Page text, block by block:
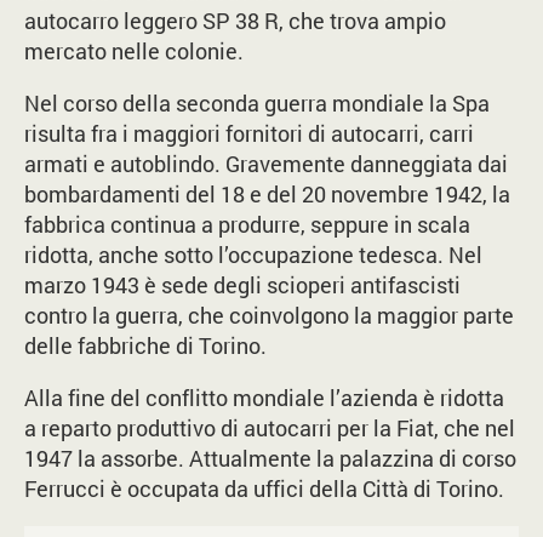
autocarro leggero SP 38 R, che trova ampio
mercato nelle colonie.
Nel corso della seconda guerra mondiale la Spa
risulta fra i maggiori fornitori di autocarri, carri
armati e autoblindo. Gravemente danneggiata dai
bombardamenti del 18 e del 20 novembre 1942, la
fabbrica continua a produrre, seppure in scala
ridotta, anche sotto l’occupazione tedesca. Nel
marzo 1943 è sede degli scioperi antifascisti
contro la guerra, che coinvolgono la maggior parte
delle fabbriche di Torino.
Alla fine del conflitto mondiale l’azienda è ridotta
a reparto produttivo di autocarri per la Fiat, che nel
1947 la assorbe. Attualmente la palazzina di corso
Ferrucci è occupata da uffici della Città di Torino.